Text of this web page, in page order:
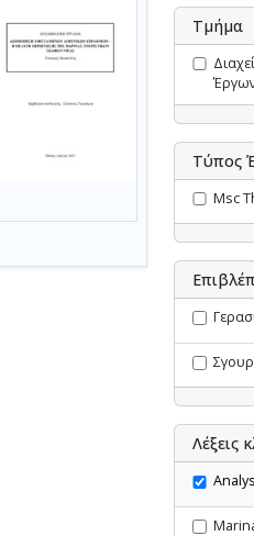
Τμήμα
Τύπος
Msc
Λέξεις